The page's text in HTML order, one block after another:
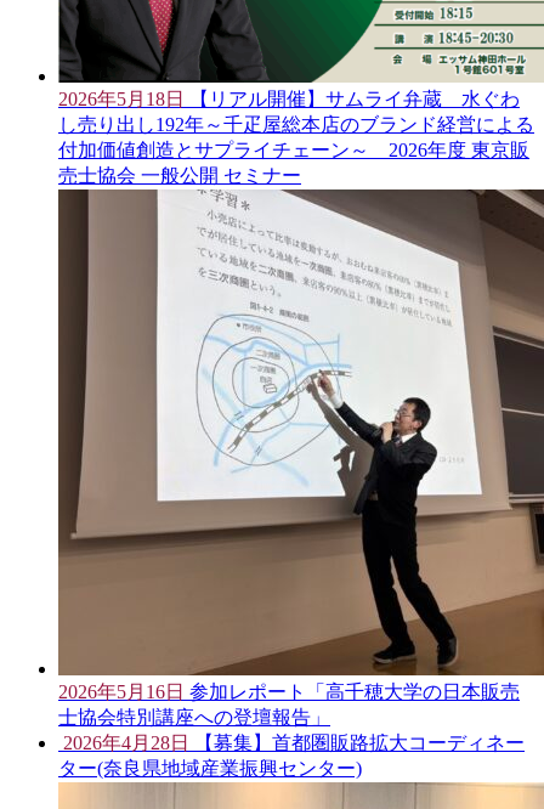
2026年5月18日
【リアル開催】サムライ弁蔵 水ぐわ
し売り出し192年～千疋屋総本店のブランド経営による
付加価値創造とサプライチェーン～ 2026年度 東京販
売士協会 一般公開 セミナー
2026年5月16日 参加レポート「高千穂大学の日本販売
士協会特別講座への登壇報告」
2026年4月28日
【募集】首都圏販路拡大コーディネー
ター(奈良県地域産業振興センター)